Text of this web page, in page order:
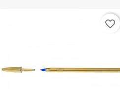
favorite_border